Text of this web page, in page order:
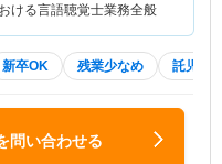
ける言語聴覚士業務全般
新卒OK 残業少なめ 託児所
問い合わせる